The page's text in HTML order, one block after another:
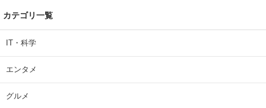
カテゴリ一覧
IT・科学
エンタメ
グルメ